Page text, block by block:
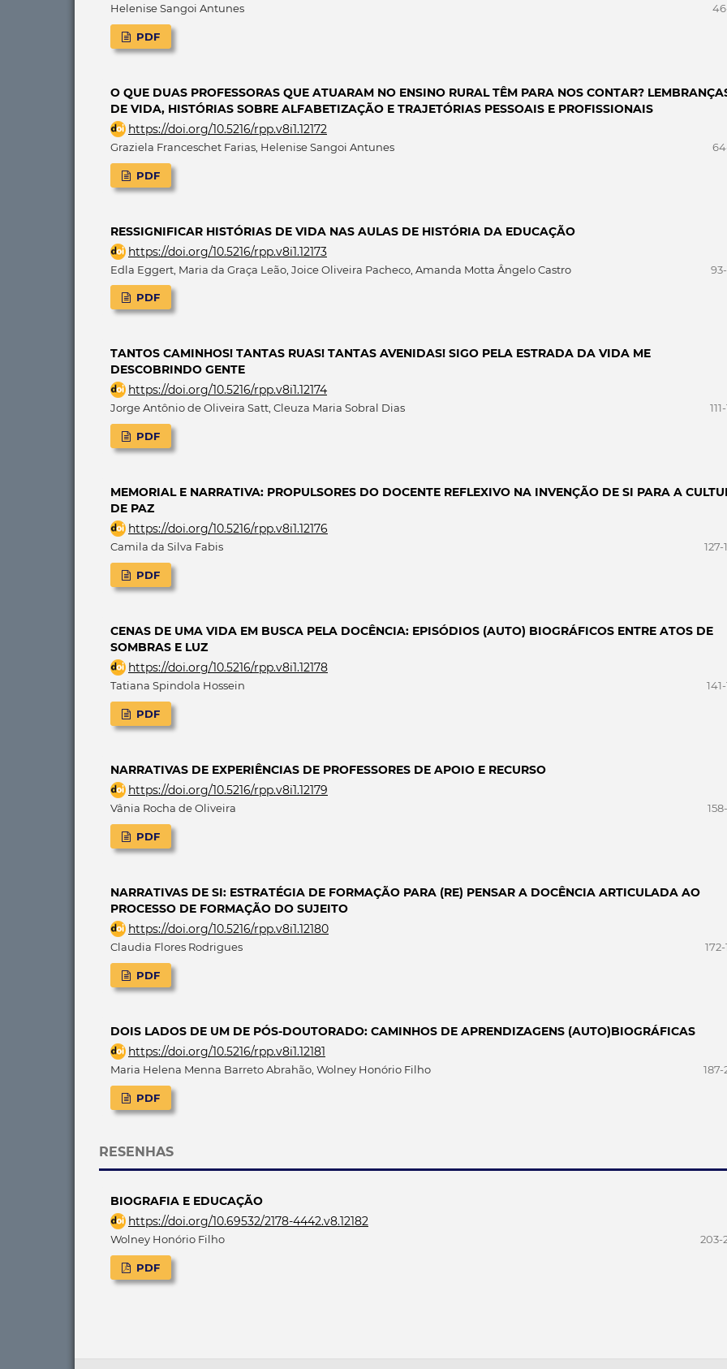
Helenise Sangoi Antunes
PDF
O QUE DUAS PROFESSORAS QUE ATUARAM NO ENSINO RURAL TÊM PARA NOS CONTAR?
DE VIDA, HISTÓRIAS SOBRE ALFABETIZAÇÃO E TRAJETÓRIAS PESSOAIS E PROFISSIONAIS
https://doi.org/10.5216/rpp.v8i1.12172
Graziela Franceschet Farias, Helenise Sangoi Antunes
PDF
RESSIGNIFICAR HISTÓRIAS DE VIDA NAS AULAS DE HISTÓRIA DA EDUCAÇÃO
https://doi.org/10.5216/rpp.v8i1.12173
Edla Eggert, Maria da Graça Leão, Joice Oliveira Pacheco, Amanda Motta Ângelo Castro
PDF
TANTOS CAMINHOS! TANTAS RUAS! TANTAS AVENIDAS! SIGO PELA ESTRADA DA VIDA ME
DESCOBRINDO GENTE
https://doi.org/10.5216/rpp.v8i1.12174
Jorge Antônio de Oliveira Satt, Cleuza Maria Sobral Dias
PDF
MEMORIAL E NARRATIVA: PROPULSORES DO DOCENTE REFLEXIVO NA INVENÇÃO DE SI PARA A
DE PAZ
https://doi.org/10.5216/rpp.v8i1.12176
Camila da Silva Fabis 127-
PDF
CENAS DE UMA VIDA EM BUSCA PELA DOCÊNCIA: EPISÓDIOS (AUTO) BIOGRÁFICOS ENTRE ATOS DE
SOMBRAS E LUZ
https://doi.org/10.5216/rpp.v8i1.12178
Tatiana Spindola Hossein
PDF
NARRATIVAS DE EXPERIÊNCIAS DE PROFESSORES DE APOIO E RECURSO
https://doi.org/10.5216/rpp.v8i1.12179
Vânia Rocha de Oliveira
PDF
NARRATIVAS DE SI: ESTRATÉGIA DE FORMAÇÃO PARA (RE) PENSAR A DOCÊNCIA ARTICULADA AO
PROCESSO DE FORMAÇÃO DO SUJEITO
https://doi.org/10.5216/rpp.v8i1.12180
Claudia Flores Rodrigues
PDF
DOIS LADOS DE UM DE PÓS-DOUTORADO: CAMINHOS DE APRENDIZAGENS (AUTO)BIOGRÁFICAS
https://doi.org/10.5216/rpp.v8i1.12181
Maria Helena Menna Barreto Abrahão, Wolney Honório Filho 187-
PDF
RESENHAS
BIOGRAFIA E EDUCAÇÃO
https://doi.org/10.69532/2178-4442.v8.12182
Wolney Honório Filho 203-
PDF